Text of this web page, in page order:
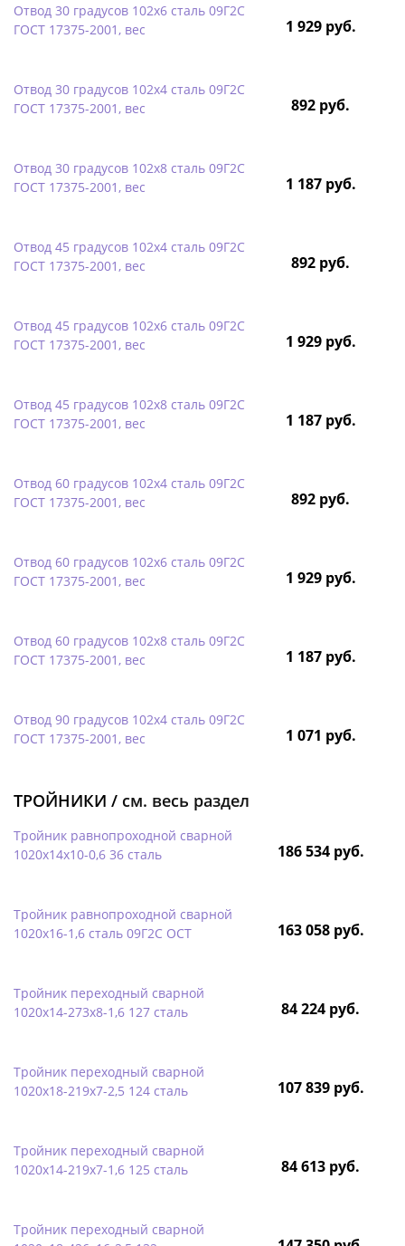
Отвод 30 градусов 102х6 сталь 09Г2С
ГОСТ 17375-2001, вес
1 929 руб.
Отвод 30 градусов 102х4 сталь 09Г2С
ГОСТ 17375-2001, вес
892 руб.
Отвод 30 градусов 102х8 сталь 09Г2С
ГОСТ 17375-2001, вес
1 187 руб.
Отвод 45 градусов 102х4 сталь 09Г2С
ГОСТ 17375-2001, вес
892 руб.
Отвод 45 градусов 102х6 сталь 09Г2С
ГОСТ 17375-2001, вес
1 929 руб.
Отвод 45 градусов 102х8 сталь 09Г2С
ГОСТ 17375-2001, вес
1 187 руб.
Отвод 60 градусов 102х4 сталь 09Г2С
ГОСТ 17375-2001, вес
892 руб.
Отвод 60 градусов 102х6 сталь 09Г2С
ГОСТ 17375-2001, вес
1 929 руб.
Отвод 60 градусов 102х8 сталь 09Г2С
ГОСТ 17375-2001, вес
1 187 руб.
Отвод 90 градусов 102х4 сталь 09Г2С
ГОСТ 17375-2001, вес
1 071 руб.
ТРОЙНИКИ / см. весь раздел
Тройник равнопроходной сварной
1020х14х10-0,6 36 сталь
186 534 руб.
Тройник равнопроходной сварной
1020х16-1,6 сталь 09Г2С ОСТ
163 058 руб.
Тройник переходный сварной
1020х14-273х8-1,6 127 сталь
84 224 руб.
Тройник переходный сварной
1020х18-219х7-2,5 124 сталь
107 839 руб.
Тройник переходный сварной
1020х14-219х7-1,6 125 сталь
84 613 руб.
Тройник переходный сварной